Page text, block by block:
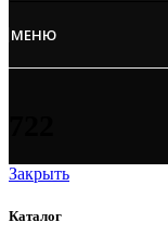
МЕНЮ
Закрыть
Каталог